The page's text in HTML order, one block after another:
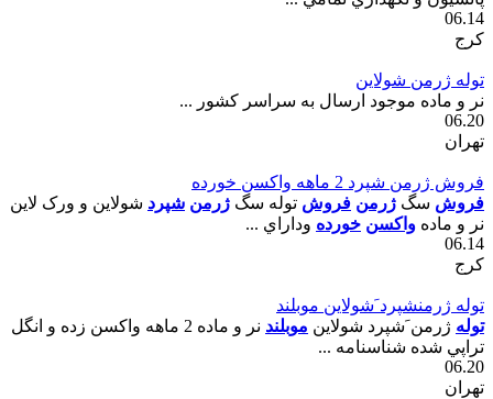
06.14
کرج
توله ژرمن شولاين
نر و ماده موجود ارسال به سراسر کشور ...
06.20
تهران
فروش ژرمن شپرد 2 ماهه واکسن خورده
فروش سگ ژرمن فروش توله سگ ژرمن شپرد شولاين و ورک لاين
نر و ماده واکسن خورده وداراي ...
06.14
کرج
توله ژرمنشپرد َشولاين موبلند
توله ژرمن َشپرد شولاين موبلند
نر و ماده 2 ماهه واکسن زده و انگل
تراپي شده شناسنامه ...
06.20
تهران